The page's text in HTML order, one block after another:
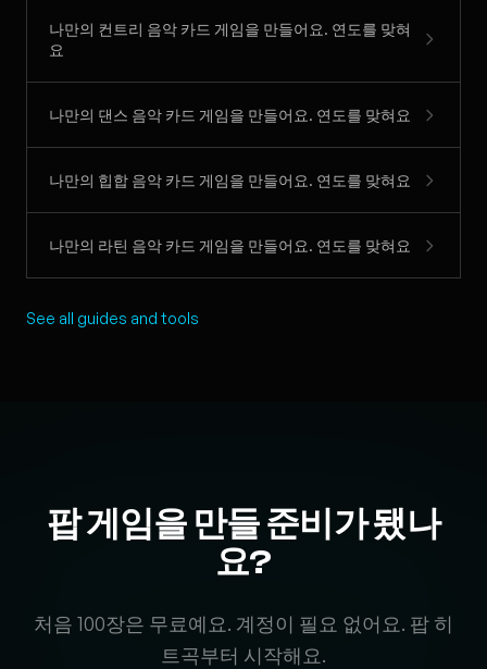
나만의 컨트리 음악 카드 게임을 만들어요. 연도를 맞혀
요
나만의 댄스 음악 카드 게임을 만들어요. 연도를 맞혀요
나만의 힙합 음악 카드 게임을 만들어요. 연도를 맞혀요
나만의 라틴 음악 카드 게임을 만들어요. 연도를 맞혀요
See all guides and tools
팝 게임을 만들 준비가 됐나
요?
처음 100장은 무료예요. 계정이 필요 없어요. 팝 히
트곡부터 시작해요.